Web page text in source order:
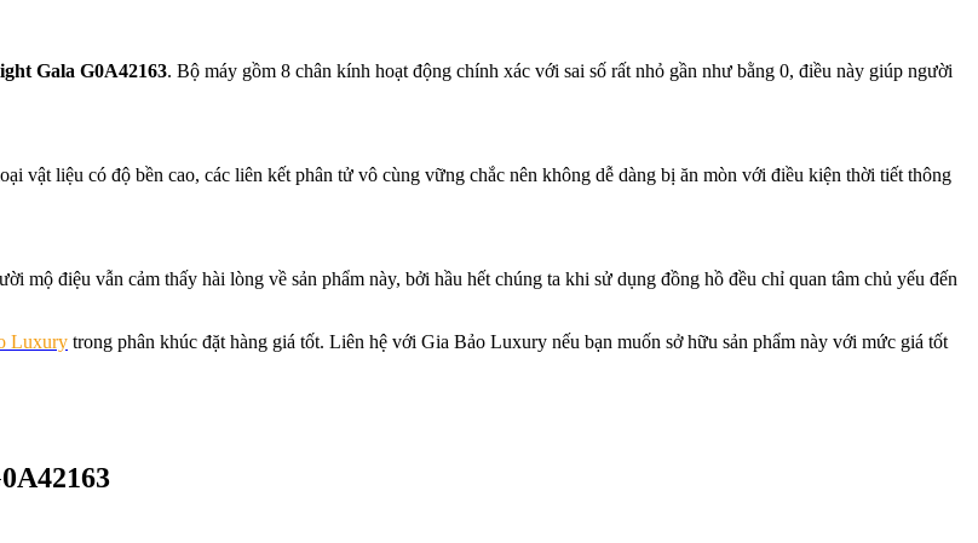
Gala G0A42163. Bộ máy gồm 8 chân kính hoạt động chính xác với sai số rất nhỏ gần như bằng 0, điều này giúp người
vật liệu có độ bền cao, các liên kết phân tử vô cùng vững chắc nên không dễ dàng bị ăn mòn với điều kiện thời tiết thông
mộ điệu vẫn cảm thấy hài lòng về sản phẩm này, bởi hầu hết chúng ta khi sử dụng đồng hồ đều chỉ quan tâm chủ yếu đến
Luxury trong phân khúc đặt hàng giá tốt. Liên hệ với Gia Bảo Luxury nếu bạn muốn sở hữu sản phẩm này với mức giá tốt